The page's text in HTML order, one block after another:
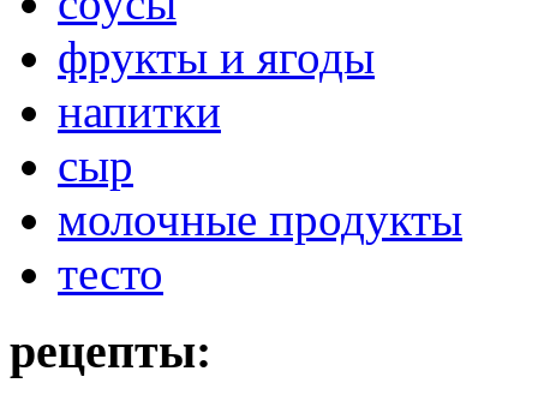
фрукты и ягоды
напитки
сыр
молочные продукты
тесто
рецепты: